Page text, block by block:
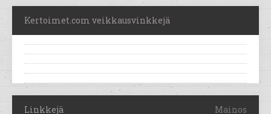
Kertoimet.com veikkausvinkkejä
Linkkejä Mainos